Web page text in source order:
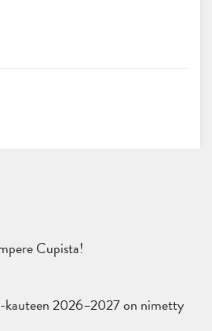
Cupista!
kauteen 2026–2027 on nimetty